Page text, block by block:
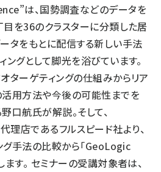
は、国勢調査などのデータを
を36のクラスターに分類した居
タをもとに配信する新しい手法
ングとして脚光を浴びています。
ターゲティングの仕組みからリア
活用方法や今後の可能性までを
口航氏が解説。そして、
理店であるフルスピード社より、
手法の比較から「GeoLogic
す。 セミナーの受講対象者は、